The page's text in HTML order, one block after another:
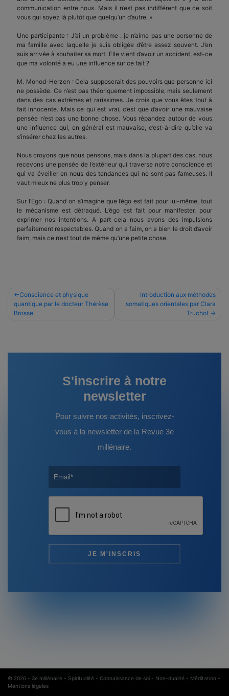
communication entre nous. Mais il n’est pas indifférent que ce soit
vous qui soyez là plutôt que quelqu’un d’autre. »
Une participante : J’ai un problème : je n’aime pas une personne de
ma famille avec laquelle je suis obligée d’être assez souvent. J’en
suis arrivée à souhaiter sa mort. Elle vient d’avoir un accident, est-ce
que ma volonté a eu une influence sur ce fait ?
M. Monod-Herzen : Cela supposerait des pouvoirs que personne ici
ne possède. Ce n’est pas théoriquement impossible, mais seulement
dans des cas extrêmes et rarissimes. Je crois que vous êtes tout à
fait innocente. Mais ce qui est vrai, c’est que d’avoir une mauvaise
pensée n’est pas une bonne chose. Vous répandez autour de vous
une influence qui, en général est mauvaise, c’est-à-dire qu’elle va
s’insérer chez les autres.
Nous croyons que nous pensons, mais dans la plupart des cas, nous
recevons une pensée de l’extérieur qui traverse notre conscience et
qui va éveiller en nous des tendances qui ne sont pas fameuses. Il
vaut mieux ne plus trop y penser.
Sur l’Ego : Quand on s’imagine que l’égo est fait pour lui-même, tout
le mécanisme est détraqué. L’égo est fait pour manifester, pour
exprimer nos intentions. A part cela nous avons des impulsions
parfaitement respectables. Quand on a faim, on a bien le droit d’avoir
faim, mais ce n’est tout de même qu’une petite chose.
Navigation
de
Conscience et physique
quantique par le docteur Thérèse
Brosse
Introduction aux méthodes
somatiques orientales par Clara
Truchot
S'inscrire à notre
newsletter
Pour suivre nos activités, inscrivez-
vous à la newsletter de la Revue 3e
millénaire.
© 2026 - 3e millénaire - Spiritualité - Connaissance de soi - Non-dualité - Méditation -
Mentions légales